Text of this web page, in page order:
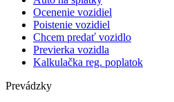
Ocenenie vozidiel
Poistenie vozidiel
Chcem predať vozidlo
Previerka vozidla
Kalkulačka reg. poplatok
Prevádzky